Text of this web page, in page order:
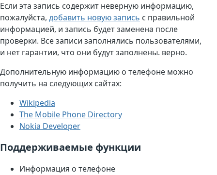
Если эта запись содержит неверную информацию,
пожалуйста, добавить новую запись с правильной
информацией, и запись будет заменена после
проверки. Все записи заполнялись пользователями,
и нет гарантии, что они будут заполнены. верно.
Дополнительную информацию о телефоне можно
получить на следующих сайтах:
Wikipedia
The Mobile Phone Directory
Nokia Developer
Поддерживаемые функции
Информация о телефоне